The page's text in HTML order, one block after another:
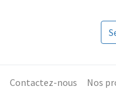
Contactez-nous Nos